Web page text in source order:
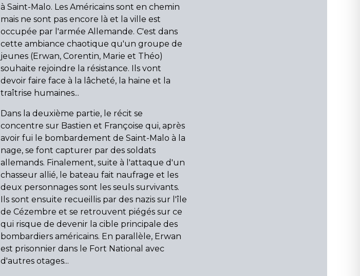
à Saint-Malo. Les Américains sont en chemin
mais ne sont pas encore là et la ville est
occupée par l'armée Allemande. C'est dans
cette ambiance chaotique qu'un groupe de
jeunes (Erwan, Corentin, Marie et Théo)
souhaite rejoindre la résistance. Ils vont
devoir faire face à la lâcheté, la haine et la
traîtrise humaines...
Dans la deuxième partie, le récit se
concentre sur Bastien et Françoise qui, après
avoir fui le bombardement de Saint-Malo à la
nage, se font capturer par des soldats
allemands. Finalement, suite à l'attaque d'un
chasseur allié, le bateau fait naufrage et les
deux personnages sont les seuls survivants.
Ils sont ensuite recueillis par des nazis sur l'île
de Cézembre et se retrouvent piégés sur ce
qui risque de devenir la cible principale des
bombardiers américains. En parallèle, Erwan
est prisonnier dans le Fort National avec
d'autres otages...